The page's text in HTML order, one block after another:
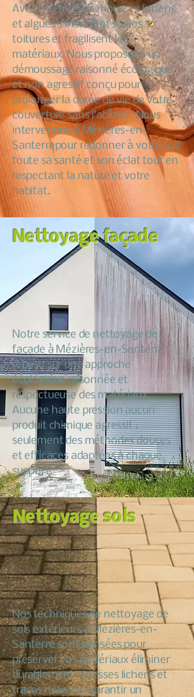
Avec le temps les mousses lichens
et algues s’installent sur les
toitures et fragilisent les
matériaux. Nous proposons un
démoussage raisonné écologique
et non agressif conçu pour
prolonger la durée de vie de votre
couverture sans l’abîmer. Nous
intervenons à Mézières-en-
Santerrepour redonner à votre toit
toute sa santé et son éclat tout en
respectant la nature et votre
habitat.
Nettoyage façade
Notre service de nettoyage de
façade à Mézières-en-Santerre
repose sur une approche
écologique raisonnée et
respectueuse des matériaux.
Aucune haute pression aucun
produit chimique agressif :
seulement des méthodes douces
et efficaces adaptées à chaque
support.
Nettoyage sols
Nos techniques de nettoyage de
sols extérieurs à Mézières-en-
Santerre sont pensées pour
préserver vos matériaux éliminer
durablement mousses lichens et
traces noires et garantir un